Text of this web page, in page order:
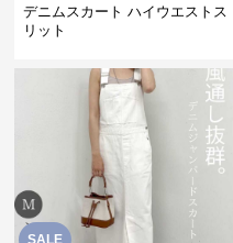
デニムスカート ハイウエストス
リット
SALE